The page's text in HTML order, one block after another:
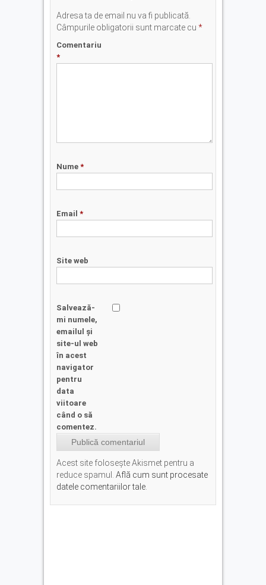
Adresa ta de email nu va fi publicată.
Câmpurile obligatorii sunt marcate cu *
Comentariu
*
Nume *
Email *
Site web
Salvează-
mi numele,
emailul și
site-ul web
în acest
navigator
pentru
data
viitoare
când o să
comentez.
Acest site folosește Akismet pentru a
reduce spamul. Află cum sunt procesate
datele comentariilor tale